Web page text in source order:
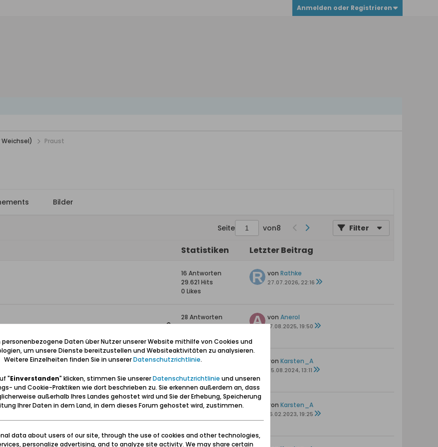
Anmelden oder Registrieren
Praust
Bilder
Seite von8 Filter
Statistiken Letzter Beitrag
16 Antworten
29.621 Hits
0 Likes
von Rathke
27.07.2026, 22:16
28 Antworten
58.476 Hits
von Anerol
17.08.2025, 19:50
30 Antworten
0 Likes
von Karsten_A
25.08.2024, 13:11
Kreis Danziger Höhe
2 Antworten
0 Likes
von Karsten_A
16.02.2023, 19:25
personenbezogene Daten über Nutzer unserer Website mithilfe von Cookies und
um unsere Dienste bereitzustellen und Websiteaktivitäten zu analysieren.
Weitere Einzelheiten finden Sie in unsererDatenschutzrichtlinie.
"Einverstanden" klicken, stimmen Sie unsererDatenschutzrichtlinie und unseren
und Cookie-Praktiken wie dort beschrieben zu. Sie erkennen außerdem an, dass
außerhalb Ihres Landes gehostet wird und Sie der Erhebung, Speicherung
Ihrer Daten in dem Land, in dem dieses Forum gehostet wird, zustimmen.
data about users of our site, through the use of cookies and other technologies,
personalize advertising, and to analyze site activity. We may share certain